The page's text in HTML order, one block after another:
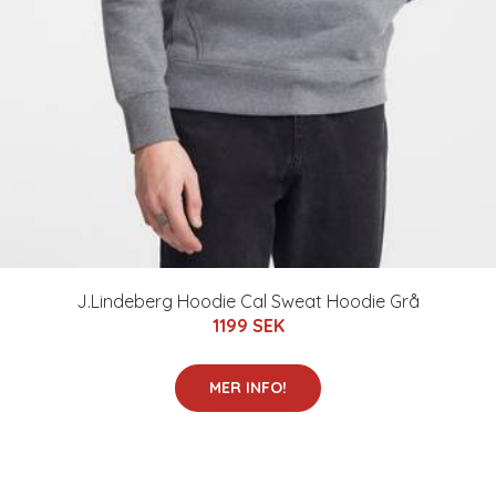
J.Lindeberg Hoodie Cal Sweat Hoodie Grå
1199 SEK
MER INFO!